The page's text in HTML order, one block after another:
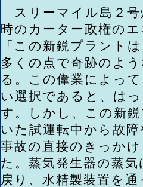
スリーマイル島２号
時のカーター政権の
「この新鋭プラント
多くの点で奇跡のよ
る。この偉業によっ
い選択であると、は
す。しかし、この新
いた試運転中から故
事故の直接のきっか
た。蒸気発生器の蒸
戻り、水精製装置を